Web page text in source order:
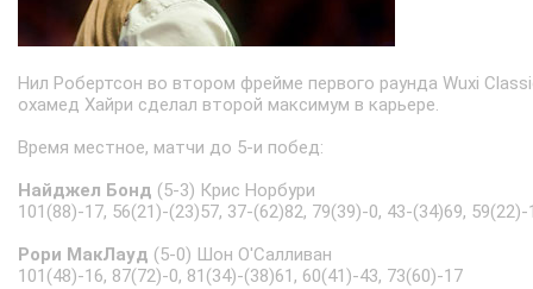
Нил Робертсон во втором фрейме первого раунда Wuxi
охамед Хайри сделал второй максимум в карьере.
Время местное, матчи до 5-и побед:
Найджел Бонд (5-3) Крис Норбури
101(88)-17, 56(21)-(23)57, 37-(62)82, 79(39)-0, 43-(34)69,
Рори МакЛауд (5-0) Шон О'Салливан
101(48)-16, 87(72)-0, 81(34)-(38)61, 60(41)-43, 73(60)-17